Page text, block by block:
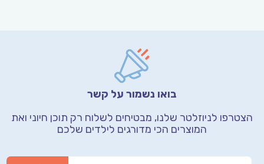
בואו נשמור על קשר
הצטרפו לניוזלטר שלנו, מבטיחים לשלוח רק תוכן חיוני ואת
המוצרים הכי מדורגים לילדים שלכם